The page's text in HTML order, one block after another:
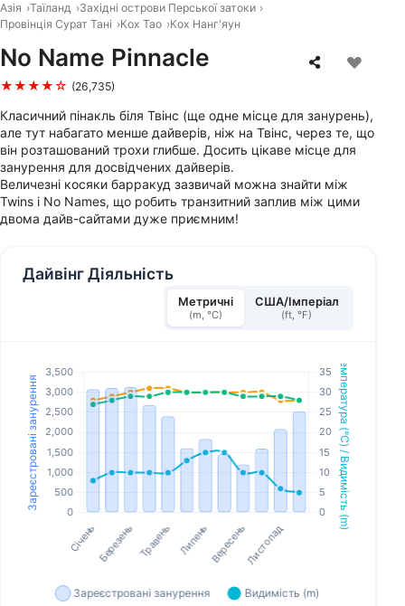
Азія Таїланд Західні острови Перської затоки
Провінція Сурат Тані
Кох Тао Кох Нанг'яун
No Name Pinnacle
★★★★☆ (26,735)
Класичний пінакль біля Твінс (ще одне місце для занурень),
але тут набагато менше дайверів, ніж на Твінс, через те, що
він розташований трохи глибше. Досить цікаве місце для
занурення для досвідчених дайверів.
Величезні косяки барракуд зазвичай можна знайти між
Twins і No Names, що робить транзитний заплив між цими
двома дайв-сайтами дуже приємним!
Дайвінг Діяльність
Метричні
(m, °C)
США/Імперіал
(ft, °F)